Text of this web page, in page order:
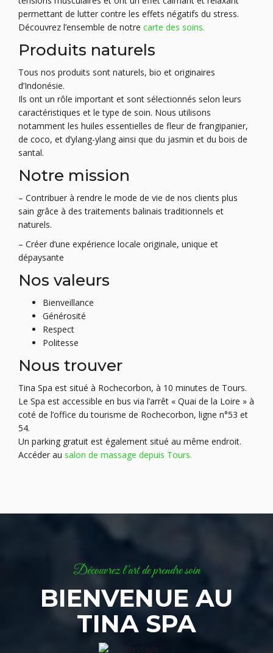
permettant de lutter contre les effets négatifs du stress.
Découvrez l’ensemble de notre carte des soins.
Produits naturels
Tous nos produits sont naturels, bio et originaires
d’Indonésie.
Ils ont un rôle important et sont sélectionnés selon leurs
caractéristiques et le type de soin. Nous utilisons
notamment les huiles essentielles de fleur de frangipanier,
de coco, et d’ylang-ylang ainsi que du jasmin et du bois de
santal.
Notre mission
– Contribuer à rendre le mode de vie de nos clients plus
sain grâce à des traitements balinais traditionnels et
naturels.
– Créer d’une expérience locale originale, unique et
dépaysante
Nos valeurs
Bienveillance
Générosité
Respect
Politesse
Nous trouver
Tina Spa est situé à Rochecorbon, à 10 minutes de Tours.
Le Spa est accessible en bus via l’arrêt « Quai de la Loire » à
coté de l’office du tourisme de Rochecorbon, ligne n°53 et
54.
Un parking gratuit est également situé au même endroit.
Accéder au salon de massage depuis Tours.
Découvrez l'art de prendre soin
BIENVENUE AU
TINA SPA